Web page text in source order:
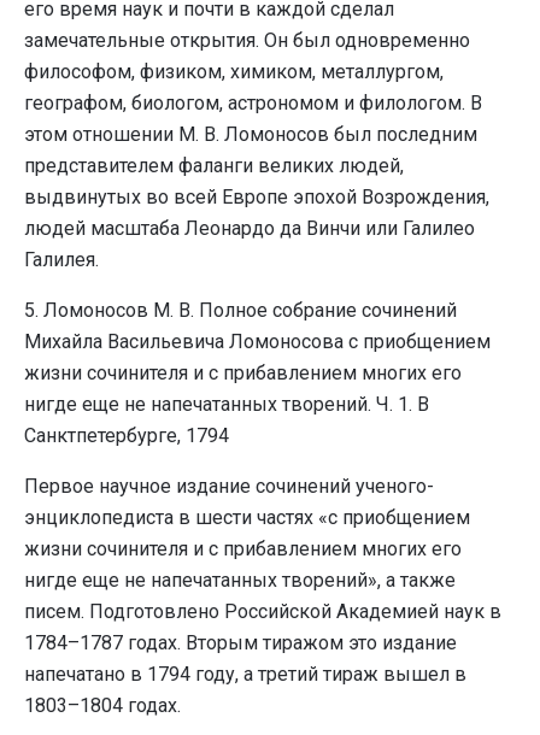
его время наук и почти в каждой сделал
замечательные открытия. Он был одновременно
философом, физиком, химиком, металлургом,
географом, биологом, астрономом и филологом. В
этом отношении М. В. Ломоносов был последним
представителем фаланги великих людей,
выдвинутых во всей Европе эпохой Возрождения,
людей масштаба Леонардо да Винчи или Галилео
Галилея.
5. Ломоносов М. В. Полное собрание сочинений
Михайла Васильевича Ломоносова с приобщением
жизни сочинителя и с прибавлением многих его
нигде еще не напечатанных творений. Ч. 1. В
Санктпетербурге, 1794
Первое научное издание сочинений ученого-
энциклопедиста в шести частях «с приобщением
жизни сочинителя и с прибавлением многих его
нигде еще не напечатанных творений», а также
писем. Подготовлено Российской Академией наук в
1784–1787 годах. Вторым тиражом это издание
напечатано в 1794 году, а третий тираж вышел в
1803–1804 годах.